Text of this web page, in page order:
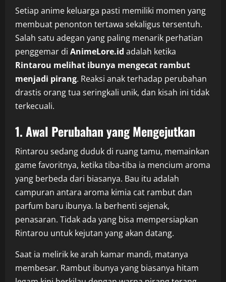
Setiap anime keluarga pasti memiliki momen yang
membuat penonton tertawa sekaligus tersentuh.
Salah satu adegan yang paling menarik perhatian
penggemar di AnimeLore.id adalah ketika
Rintarou melihat ibunya mengecat rambut
menjadi pirang. Reaksi anak terhadap perubahan
drastis orang tua seringkali unik, dan kisah ini tidak
terkecuali.
1. Awal Perubahan yang Mengejutkan
Rintarou sedang duduk di ruang tamu, memainkan
game favoritnya, ketika tiba-tiba ia mencium aroma
yang berbeda dari biasanya. Bau itu adalah
campuran antara aroma kimia cat rambut dan
parfum baru ibunya. Ia berhenti sejenak,
penasaran. Tidak ada yang bisa mempersiapkan
Rintarou untuk kejutan yang akan datang.
Saat ia melirik ke arah kamar mandi, matanya
membesar. Rambut ibunya yang biasanya hitam